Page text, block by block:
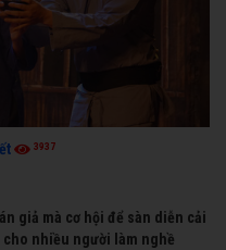
3937
giả mà cơ hội để sàn diễn cải
nhiều người làm nghề